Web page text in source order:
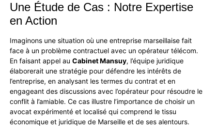
Une Étude de Cas : Notre Expertise
en Action
Imaginons une situation où une entreprise marseillaise fait
face à un problème contractuel avec un opérateur télécom.
En faisant appel au Cabinet Mansuy, l’équipe juridique
élaborerait une stratégie pour défendre les intérêts de
l’entreprise, en analysant les termes du contrat et en
engageant des discussions avec l’opérateur pour résoudre le
conflit à l’amiable. Ce cas illustre l’importance de choisir un
avocat expérimenté et localisé qui comprend le tissu
économique et juridique de Marseille et de ses alentours.